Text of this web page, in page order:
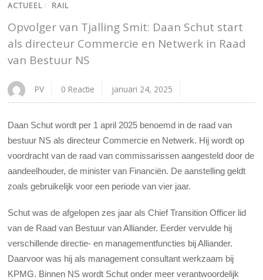
ACTUEEL / RAIL
Opvolger van Tjalling Smit: Daan Schut start
als directeur Commercie en Netwerk in Raad
van Bestuur NS
PV 0 Reactie januari 24, 2025
Daan Schutwordt per 1april 2025 benoemd in de raad van
bestuur NSals directeur Commercie en Netwerk. Hijwordt op
voordracht van de raad vancommissarissen aangesteld door de
aandeelhouder, de minister van Financiën. Deaanstelling geldt
zoals gebruikelijk voor een periode van vier jaar.
Schut was de afgelopen zes jaar als Chief Transition Officer lid
van de Raad van Bestuur van Alliander. Eerder vervulde hij
verschillende directie- en managementfuncties bij Alliander.
Daarvoor was hij als management consultant werkzaam bij
KPMG. Binnen NS wordt Schut onder meer verantwoordelijk